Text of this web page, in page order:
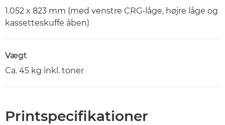
1.052 x 823 mm (med venstre CRG-låge, højre låge og
kassetteskuffe åben)
Vægt
Ca. 45 kg inkl. toner
Printspecifikationer